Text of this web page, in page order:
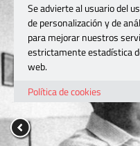
Se advierte al usuario del
de personalización y de
para mejorar nuestros
estrictamente estadística
web.
Política de cookies